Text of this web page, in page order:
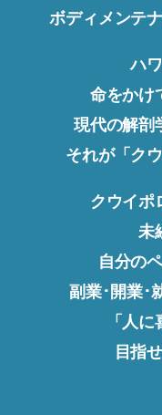
ボディメンテ
ハ
命をかけ
現代の解
それが「ク
クウイポ
未
自分の
副業･開業･
「人
目指